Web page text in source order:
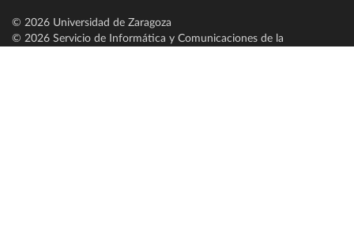
© 2026 Universidad de Zaragoza
© 2026 Servicio de Informática y Comunicaciones de la